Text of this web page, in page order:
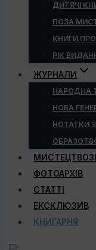
ДИТЯЧІ
ПОЗА
КНИГИ ПРО
РІК
ЖУРНАЛИ
НАРОДНА
НОВА
НОТАТКИ
ФОТОАРХІВ
СТАТТІ
ЕКСКЛЮЗИВ
КНИГАРНЯ